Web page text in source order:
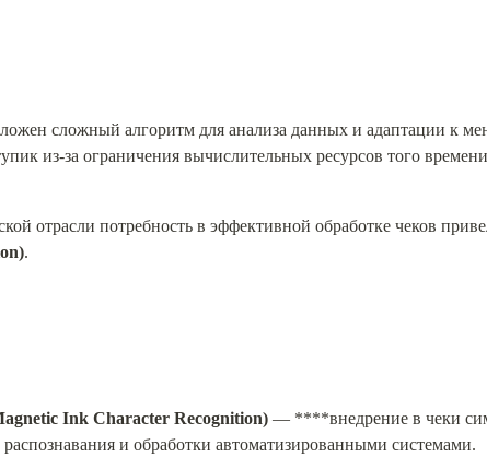
сложный алгоритм для анализа данных и адаптации к
из-за ограничения вычислительных ресурсов того
отрасли потребность в эффективной обработке чеков
.
Ink Character Recognition) — ****внедрение в чеки
распознавания и обработки автоматизированными системами.